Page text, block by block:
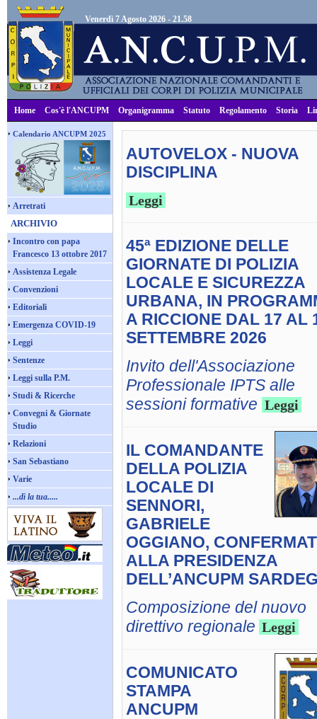
Venerdì 7 Agosto 2026 - 21.58
Home Cos'è l'ANCUPM Organigramma Statuto Regolamento Storia
Calendario ANCUPM 2025
Arretrati
ARCHIVIO
Incontro con papa
Francesco 13 ottobre 2017
Assistenza Legale
Convenzioni
Editoriali
Emergenza COVID-19
Leggi
Sentenze
Leggi sulla P.M.
Studi & Ricerche
Convegni & Giornate
Studio
Relazioni
San Sebastiano
Varie
...dì la tua.....
AUTOVELOX - NUOVA
DISCIPLINA
Leggi
45ª EDIZIONE DELLE
GIORNATE DI POLIZIA
LOCALE E SICUREZZA
URBANA, IN
A RICCIONE DAL 17 AL
SETTEMBRE 2026
Invito dell'Associazione
Professionale IPTS alle
sessioni formative Leggi
IL COMANDANTE
DELLA POLIZIA
LOCALE DI
SENNORI,
GABRIELE
OGGIANO,
ALLA PRESIDENZA
DELL’ANCUPM
Composizione del nuovo
direttivo regionale Leggi
COMUNICATO
STAMPA
ANCUPM